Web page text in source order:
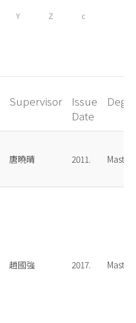
Y Z c
Supervisor
Issue
Date
唐曉晴 2011. Master
趙國強 2017. Master